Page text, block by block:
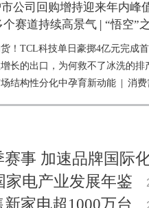
公司回购增持迎来年内峰
个赛道持续高景气 | “悟空”
！TCL科技单日豪掷4亿元完成
长的出口，为何救不了冰洗的排
结构性分化中孕育新动能
消费
事 加速品牌国际
家电产业发展年鉴
家电超1000万台